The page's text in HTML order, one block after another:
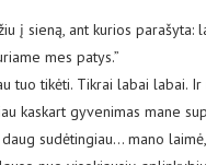
į sieną, ant kurios parašyta:
mes patys.”
tuo tikėti. Tikrai labai labai.
kaskart gyvenimas mane
sudėtingiau… mano